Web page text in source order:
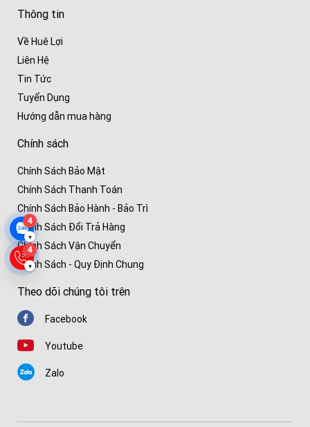
4
▾
4
▾
Thông tin
Về Huê Lợi
Liên Hệ
Tin Tức
Tuyển Dụng
Hướng dẫn mua hàng
Chính sách
Chính Sách Bảo Mật
Chính Sách Thanh Toán
Chính Sách Bảo Hành - Bảo Trì
Chính Sách Đổi Trả Hàng
Chính Sách Vận Chuyển
Chính Sách - Quy Định Chung
Theo dõi chúng tôi trên
Facebook
Youtube
Zalo